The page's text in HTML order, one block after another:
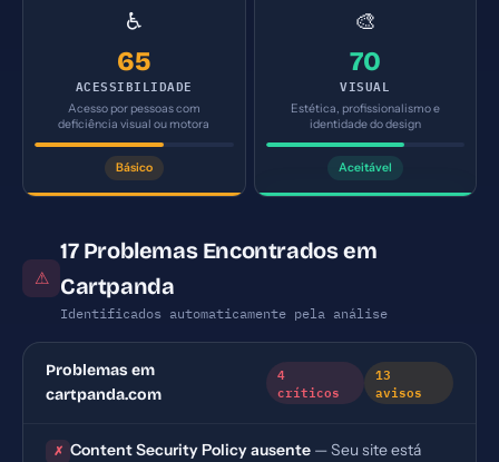
♿
65
ACESSIBILIDADE
Acesso por pessoas com
deficiência visual ou motora
Básico
🎨
70
VISUAL
Estética, profissionalismo e
identidade do design
Aceitável
⚠
17 Problemas Encontrados em
Cartpanda
Identificados automaticamente pela análise
Problemas em
cartpanda.com
4
críticos
13
avisos
✗ Content Security Policy ausente — Seu site está